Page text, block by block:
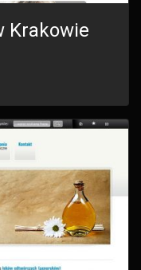
Krakowie